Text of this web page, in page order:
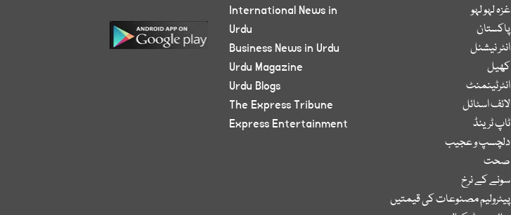
غزہ لہو لہو
پاکستان
انٹر نیشنل
کھیل
انٹرٹینمنٹ
لائف اسٹائل
ٹاپ ٹرینڈ
دلچسپ و عجیب
صحت
سونے کے نرخ
پیٹرولیم مصنوعات کی قیمتیں
International News in
Urdu
Business News in Urdu
Urdu Magazine
Urdu Blogs
The Express Tribune
Express Entertainment